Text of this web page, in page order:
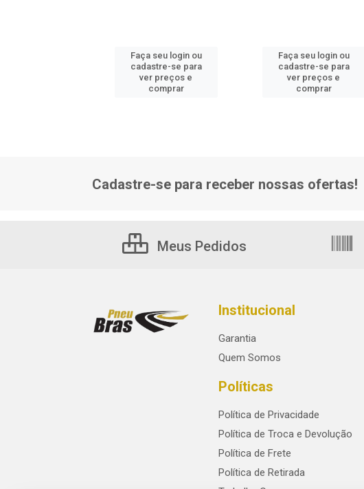
Faça seu login ou
cadastre-se para
ver preços e
comprar
Faça seu login ou
cadastre-se para
ver preços e
comprar
Cadastre-se para receber nossas ofertas!
Meus Pedidos
Institucional
Garantia
Quem Somos
Políticas
Política de Privacidade
Política de Troca e Devolução
Política de Frete
Política de Retirada